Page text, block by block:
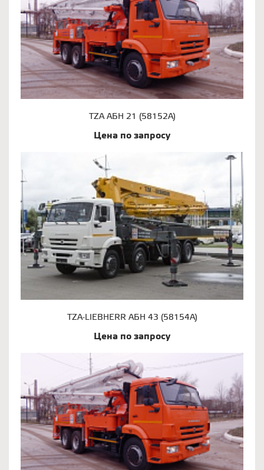
TZA АБН 21 (58152А)
Цена по запросу
TZA-LIEBHERR АБН 43 (58154А)
Цена по запросу